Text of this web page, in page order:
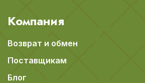
Компания
Возврат и обмен
Поставщикам
Блог